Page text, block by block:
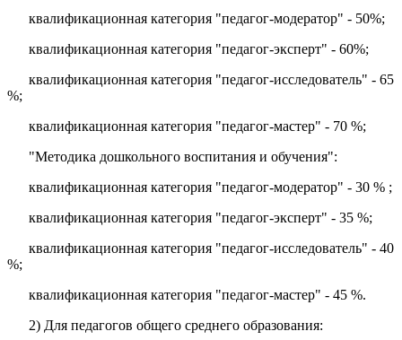
квалификационная категория "педагог-модератор" - 50%;
квалификационная категория "педагог-эксперт" - 60%;
квалификационная категория "педагог-исследователь" - 65
%;
квалификационная категория "педагог-мастер" - 70 %;
"Методика дошкольного воспитания и обучения":
квалификационная категория "педагог-модератор" - 30 % ;
квалификационная категория "педагог-эксперт" - 35 %;
квалификационная категория "педагог-исследователь" - 40
%;
квалификационная категория "педагог-мастер" - 45 %.
2) Для педагогов общего среднего образования: